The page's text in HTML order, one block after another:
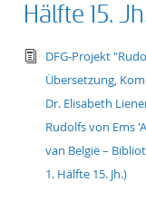
Hälfte 15.
text/
DFG-Projekt
Übersetzung,
Dr. Elisabeth
Rudolfs von Ems
van België –
1. Hälfte 15. Jh.)